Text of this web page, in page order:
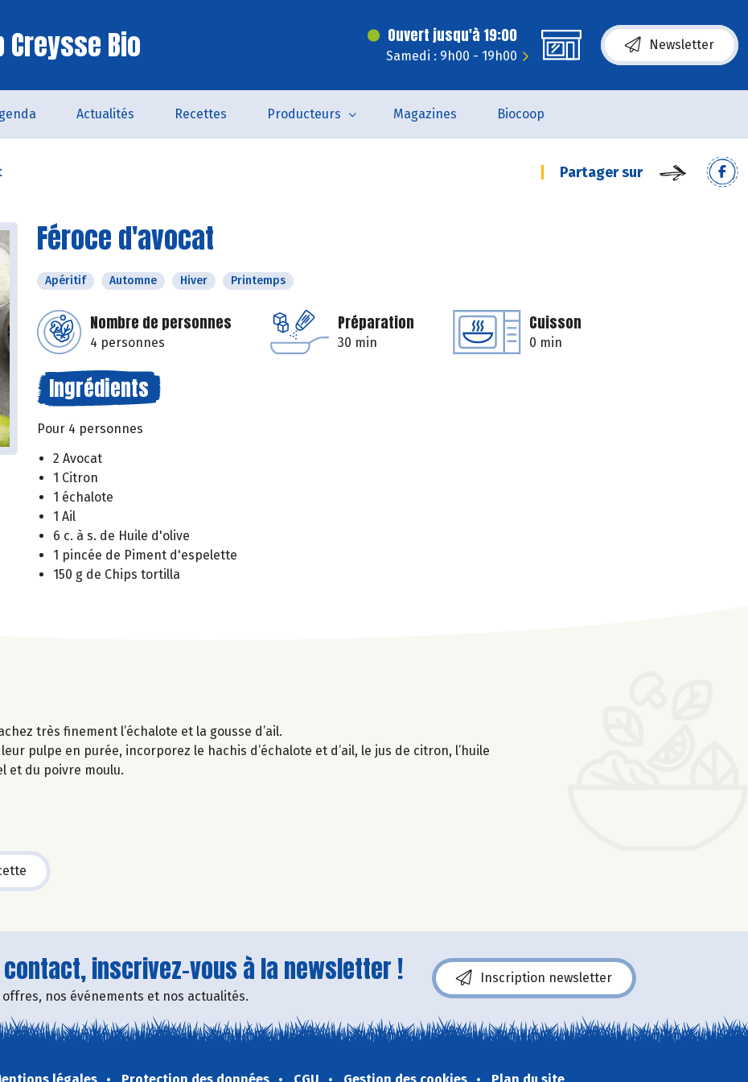
Creysse Bio Ouvert jusqu'à 19:00
Samedi : 9h00 - 19h00
Newsletter
Actualités Recettes Producteurs Magazines Biocoop
Partager sur
Féroce d'avocat
Apéritif Automne Hiver Printemps
Nombre de personnes
4 personnes
Préparation
30 min
Cuisson
0 min
Ingrédients
Pour 4 personnes
2 Avocat
1 Citron
1 échalote
1 Ail
6 c. à s. de Huile d'olive
1 pincée de Piment d'espelette
150 g de Chips tortilla
très finement l’échalote et la gousse d’ail.
pulpe en purée, incorporez le hachis d’échalote et d’ail, le jus de citron, l’huile
et du poivre moulu.
contact, inscrivez-vous à la newsletter !
nos événements et nos actualités.
Inscription newsletter